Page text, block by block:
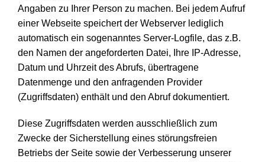
Angaben zu Ihrer Person zu machen. Bei jedem Aufruf
einer Webseite speichert der Webserver lediglich
automatisch ein sogenanntes Server-Logfile, das z.B.
den Namen der angeforderten Datei, Ihre IP-Adresse,
Datum und Uhrzeit des Abrufs, übertragene
Datenmenge und den anfragenden Provider
(Zugriffsdaten) enthält und den Abruf dokumentiert.
Diese Zugriffsdaten werden ausschließlich zum
Zwecke der Sicherstellung eines störungsfreien
Betriebs der Seite sowie der Verbesserung unserer